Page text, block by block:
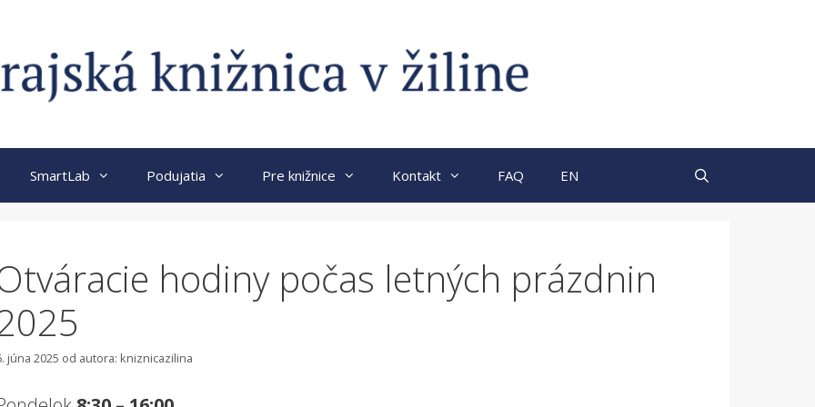
SmartLab Podujatia Pre knižnice Kontakt FAQ EN
hodiny počas letných prázdnin
júna 2025 od autora: kniznicazilina